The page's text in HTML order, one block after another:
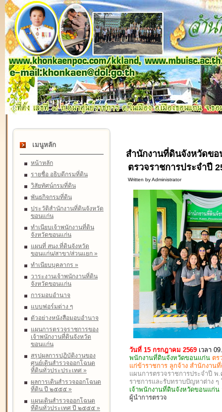
เมนูหลัก
หน้าหลัก
รายชื่อ อธิบดีกรมที่ดิน
วิสัยทัศน์กรมที่ดิน
พันธกิจกรมที่ดิน
ประวัติสำนักงานที่ดินจังหวัด
ขอนแก่น
ทำเนียบเจ้าพนักงานที่ดิน
จังหวัดขอนแก่น
แผนที่ สนง.ที่ดินจังหวัด
ขอนแก่น/สาขา/ส่วนแยก »
ทำเนียบบุคลากร »
วาระงานเจ้าพนักงานที่ดิน
จังหวัดขอนแก่น
การมอบอำนาจ
แบบฟอร์มต่าง ๆ
ตัวอย่างหนังสือมอบอำนาจ
แผนการตรวจราชการของ
เจ้าพนักงานที่ดินจังหวัด
ขอนแก่น
สรุปผลการปฏิบัติงานของ
ศูนย์เดินสำรวจออกโฉนด
ที่ดินทั่วประประเทศ »
ผลการเดินสำรวจออกโฉนด
ที่ดิน ปี ๒๕๕๕ »
แผนเดินสำรวจออกโฉนด
ที่ดินทั่วประเทศ ปี ๒๕๕๕ »
สำนักงานที่ดินจังหวัดข
ตรวจราชการประจำปี
Written by Administrator
วันที่ 15 กรกฎาคม 2569 เวลา
พนักงานที่ดินจังหวัดขอนแก่น ตร
แก่ข้าราชการ ลูกจ้าง สำนักงา
แผนการตรวจราชการประจำปี พ
ราชการและรับทราบปัญหาต่าง ๆ
เจ้าพนักงานที่ดินจังหวัดขอนแก่
ผู้นำการตรวจ